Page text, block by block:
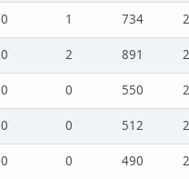
0 1 734
0 2 891
0 0 550
0 0 512
0 0 490